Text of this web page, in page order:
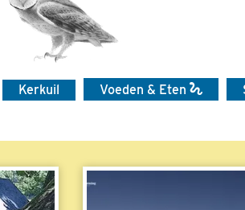
Kerkuil Voeden & Eten